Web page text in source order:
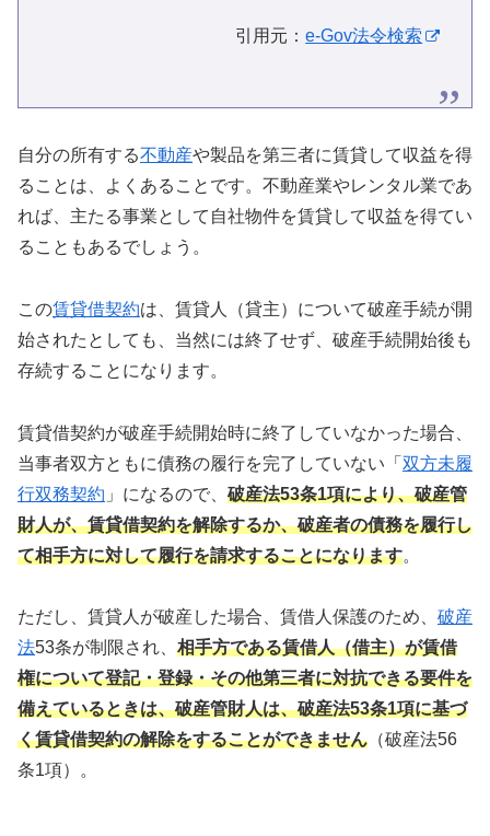
引用元：e-Gov法令検索
自分の所有する不動産や製品を第三者に賃貸して収益を得
ることは、よくあることです。不動産業やレンタル業であ
れば、主たる事業として自社物件を賃貸して収益を得てい
ることもあるでしょう。
この賃貸借契約は、賃貸人（貸主）について破産手続が開
始されたとしても、当然には終了せず、破産手続開始後も
存続することになります。
賃貸借契約が破産手続開始時に終了していなかった場合、
当事者双方ともに債務の履行を完了していない「 双方未履
行双務契約 」になるので、 破産法53条1項により、破産管
財人が、賃貸借契約を解除するか、破産者の債務を履行し
て相手方に対して履行を請求することになります。
ただし、賃貸人が破産した場合、賃借人保護のため、 破産
法53条が制限され、 相手方である賃借人（借主）が賃借
権について登記・登録・その他第三者に対抗できる要件を
備えているときは、破産管財人は、破産法53条1項に基づ
く賃貸借契約の解除をすることができません （破産法56
条1項）。